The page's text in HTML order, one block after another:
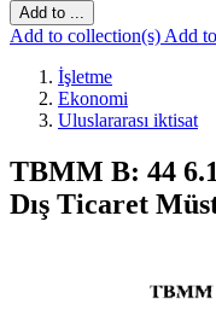
Add to ...
Add to collection(s) Add
İşletme
Ekonomi
Uluslararası iktisat
TBMM B: 44
Dış Ticaret